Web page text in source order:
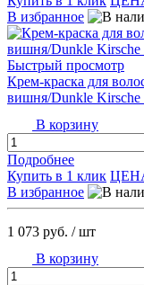
В избранное
Быстрый просмотр
Крем-краска для
вишня/Dunkle Kirsche
В корзину
Подробнее
Купить в 1 клик
В избранное
1 073 руб. / шт
В корзину